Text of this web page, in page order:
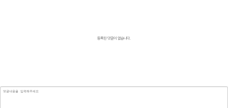
등록된 댓글이 없습니다.